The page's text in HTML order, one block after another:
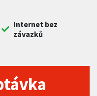
Internet bez
závazků